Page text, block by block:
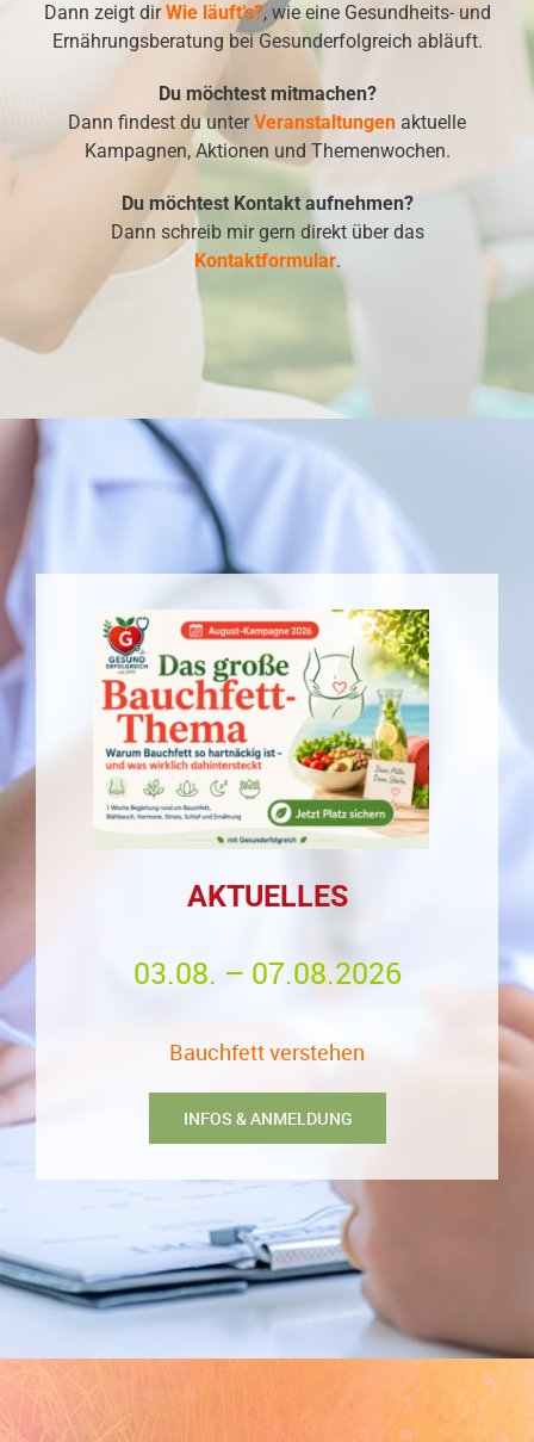
Dann zeigt dirWie läuft’s?, wie eine Gesundheits- und
Ernährungsberatung bei Gesunderfolgreich abläuft.
Du möchtest mitmachen?
Dann findest du unterVeranstaltungen aktuelle
Kampagnen, Aktionen und Themenwochen.
Du möchtest Kontakt aufnehmen?
Dann schreib mir gern direkt über das
Kontaktformular.
AKTUELLES
03.08. – 07.08.2026
Bauchfett verstehen
INFOS & ANMELDUNG